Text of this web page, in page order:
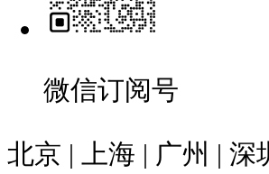
微信订阅号
北京 | 上海 | 广州 | 深